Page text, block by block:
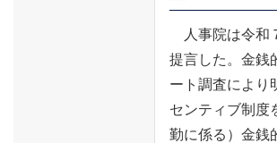
人事院は令和
提言した。金銭
ート調査により
センティブ制度
勤に係る）金銭